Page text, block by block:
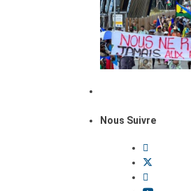
Nous Suivre